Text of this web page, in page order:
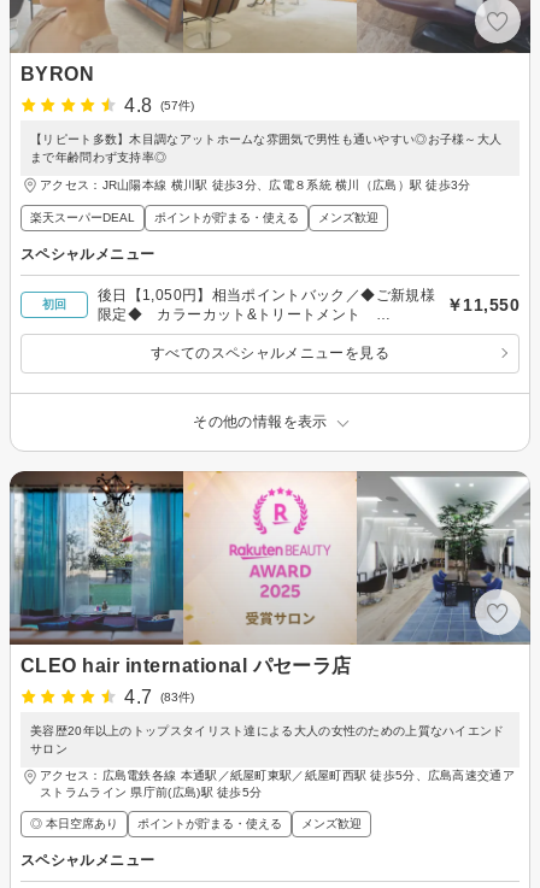
BYRON
4.8
(57件)
【リピート多数】木目調なアットホームな雰囲気で男性も通いやすい◎お子様～大人
まで年齢問わず支持率◎
アクセス：JR山陽本線 横川駅 徒歩3分、広電８系統 横川（広島）駅 徒歩3分
楽天スーパーDEAL ポイントが貯まる・使える メンズ歓迎
スペシャルメニュー
初回
後日【1,050円】相当ポイントバック／◆ご新規様
限定◆ カラーカット&トリートメント
13200→11550円
￥11,550
すべてのスペシャルメニューを見る
その他の情報を表示
CLEO hair international パセーラ店
4.7
(83件)
美容歴20年以上のトップスタイリスト達による大人の女性のための上質なハイエンド
サロン
アクセス：広島電鉄各線 本通駅／紙屋町東駅／紙屋町西駅 徒歩5分、広島高速交通ア
ストラムライン 県庁前(広島)駅 徒歩5分
◎ 本日空席あり ポイントが貯まる・使える メンズ歓迎
スペシャルメニュー